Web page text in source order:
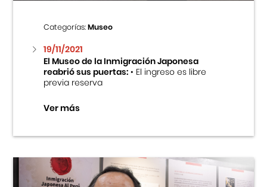
Categorías:Museo
19/11/2021
El Museo de la Inmigración Japonesa
reabrió sus puertas:• El ingreso es libre
previa reserva
Ver más